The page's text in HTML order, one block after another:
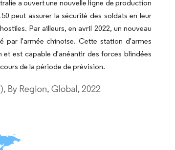
a ouvert une nouvelle ligne de production
peut assurer la sécurité des soldats en leur
Par ailleurs, en avril 2022, un nouveau
par l'armée chinoise. Cette station d'armes
est capable d'anéantir des forces blindées
de la période de prévision.